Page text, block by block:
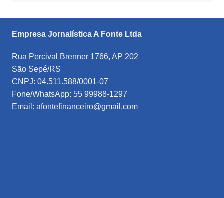
Empresa Jornalística A Fonte Ltda
Rua Percival Brenner 1766, AP 202
São Sepé/RS
CNPJ: 04.511.588/0001-07
Fone/WhatsApp: 55 99988-1297
Email: afontefinanceiro@gmail.com